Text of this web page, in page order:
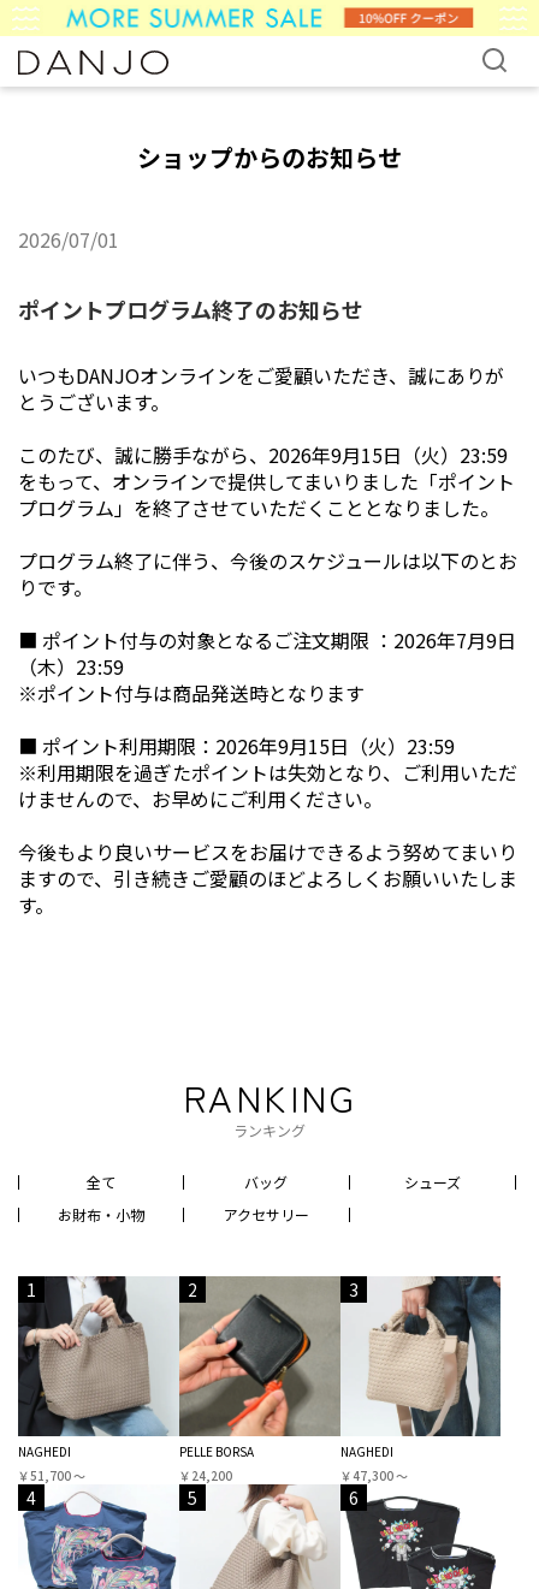
ショップからのお知らせ
2026/07/01
ポイントプログラム終了のお知らせ
いつもDANJOオンラインをご愛顧いただき、誠にありが
とうございます。
このたび、誠に勝手ながら、2026年9月15日（火）23:59
をもって、オンラインで提供してまいりました「ポイント
プログラム」を終了させていただくこととなりました。
プログラム終了に伴う、今後のスケジュールは以下のとお
りです。
■ ポイント付与の対象となるご注文期限 ：2026年7月9日
（木）23:59
※ポイント付与は商品発送時となります
■ ポイント利用期限：2026年9月15日（火）23:59
※利用期限を過ぎたポイントは失効となり、ご利用いただ
けませんので、お早めにご利用ください。
今後もより良いサービスをお届けできるよう努めてまいり
ますので、引き続きご愛顧のほどよろしくお願いいたしま
す。
RANKING
ランキング
全て バッグ
シューズ
お財布・小物
アクセサリー
1
NAGHEDI
￥51,700 〜
2
PELLE BORSA
￥24,200
3
NAGHEDI
￥47,300 〜
4 5 6